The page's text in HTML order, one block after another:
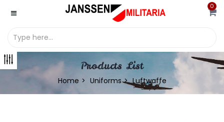
0
Products List
Home Uniforms Luftwaffe